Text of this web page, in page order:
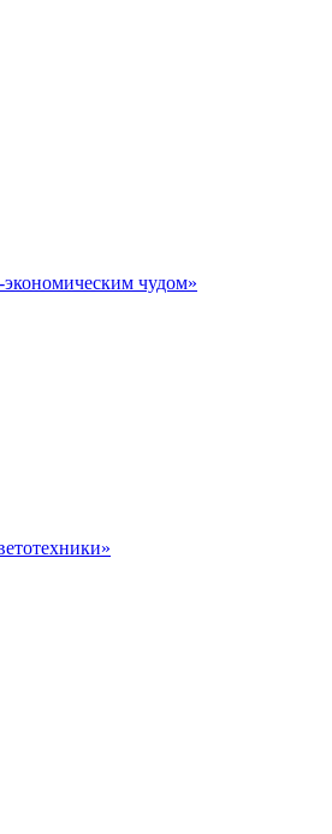
экономическим чудом»